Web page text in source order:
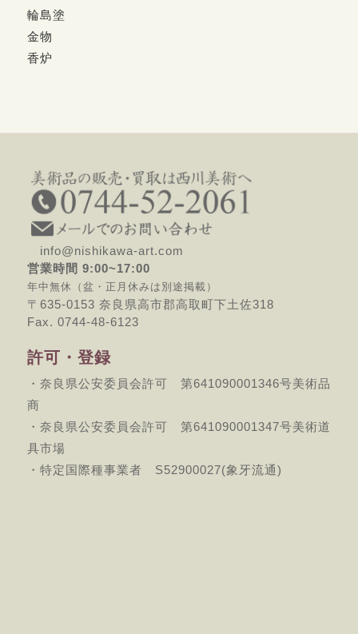
輪島塗
金物
香炉
info@nishikawa-art.com
営業時間 9:00~17:00
年中無休（盆・正月休みは別途掲載）
〒635-0153 奈良県高市郡高取町下土佐318
Fax. 0744-48-6123
許可・登録
・奈良県公安委員会許可 第641090001346号美術品
商
・奈良県公安委員会許可 第641090001347号美術道
具市場
・特定国際種事業者 S52900027(象牙流通)